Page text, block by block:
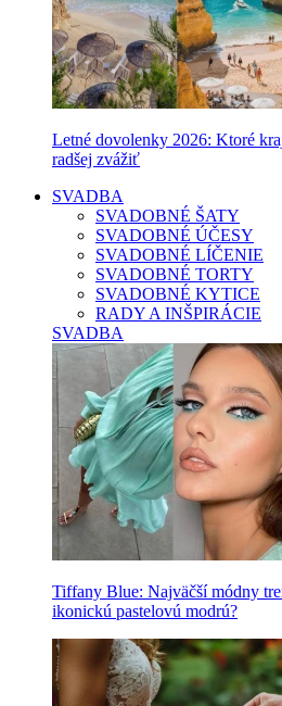
Letné dovolenky 2026: Ktoré
radšej zvážiť
SVADBA
SVADOBNÉ ŠATY
SVADOBNÉ ÚČESY
SVADOBNÉ LÍČENIE
SVADOBNÉ TORTY
SVADOBNÉ KYTICE
RADY A INŠPIRÁCIE
SVADBA
Tiffany Blue: Najväčší módny
ikonickú pastelovú modrú?